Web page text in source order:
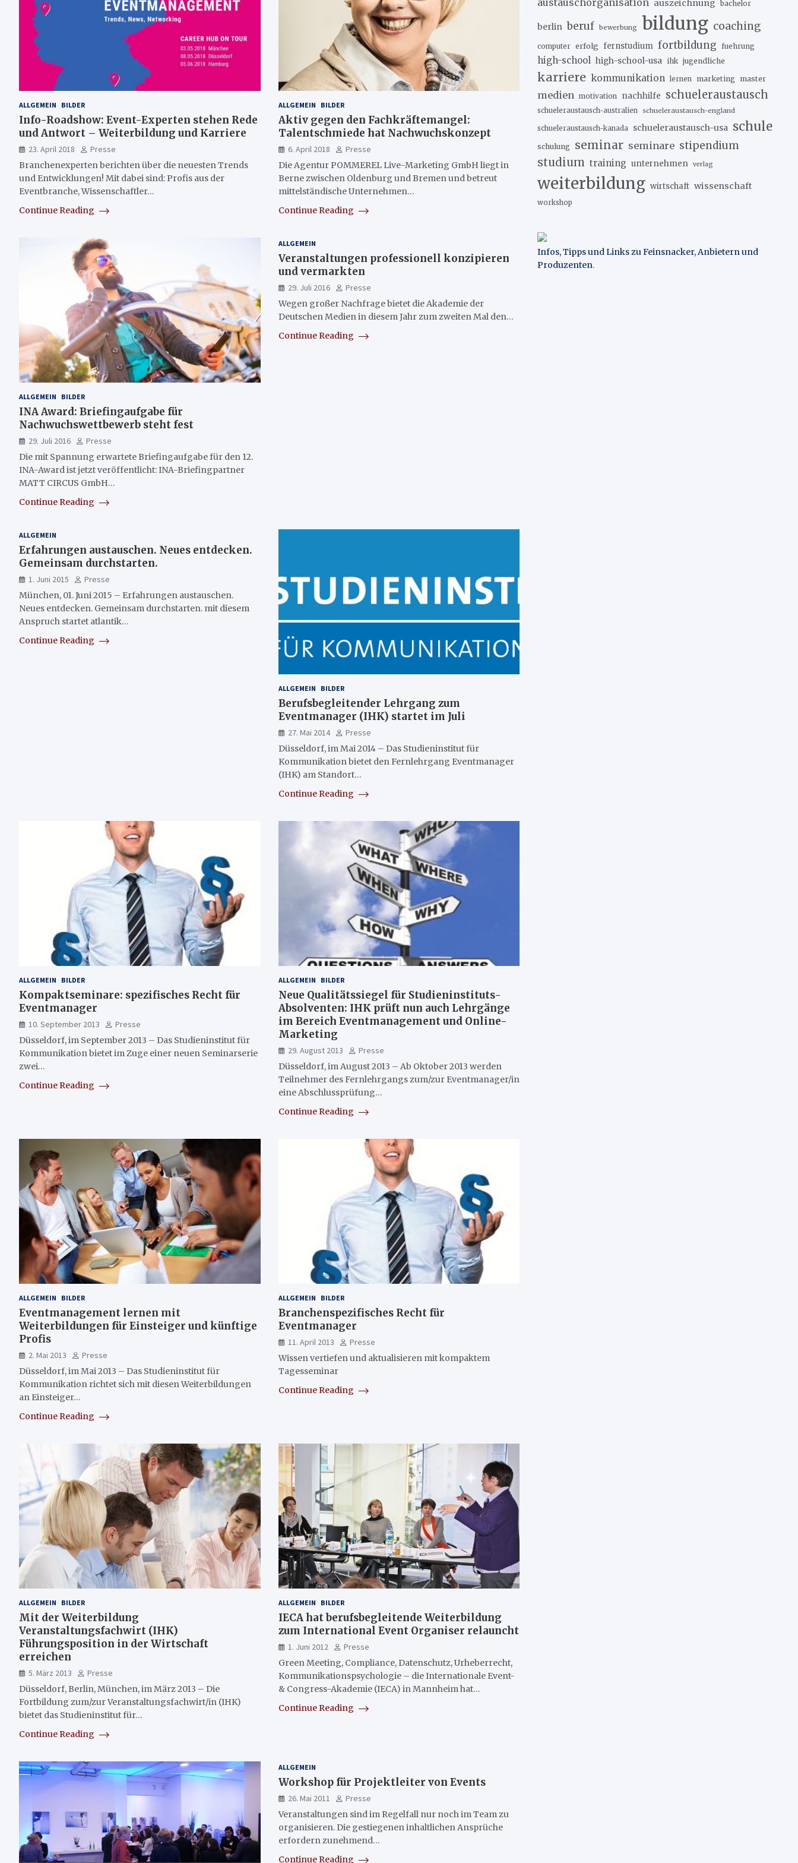
ALLGEMEIN BILDER
Info-Roadshow: Event-Experten stehen Rede
und Antwort – Weiterbildung und Karriere
23. April 2018
Presse
Branchenexperten berichten über die neuesten Trends
und Entwicklungen! Mit dabei sind: Profis aus der
Eventbranche, Wissenschaftler…
Continue Reading
ALLGEMEIN BILDER
Aktiv gegen den Fachkräftemangel:
Talentschmiede hat Nachwuchskonzept
6. April 2018
Presse
Die Agentur POMMEREL Live-Marketing GmbH liegt in
Berne zwischen Oldenburg und Bremen und betreut
mittelständische Unternehmen…
Continue Reading
ALLGEMEIN BILDER
INA Award: Briefingaufgabe für
Nachwuchswettbewerb steht fest
29. Juli 2016
Presse
Die mit Spannung erwartete Briefingaufgabe für den 12.
INA-Award ist jetzt veröffentlicht: INA-Briefingpartner
MATT CIRCUS GmbH…
Continue Reading
ALLGEMEIN
Veranstaltungen professionell konzipieren
und vermarkten
29. Juli 2016
Presse
Wegen großer Nachfrage bietet die Akademie der
Deutschen Medien in diesem Jahr zum zweiten Mal den…
Continue Reading
ALLGEMEIN
Erfahrungen austauschen. Neues entdecken.
Gemeinsam durchstarten.
1. Juni 2015
Presse
München, 01. Juni 2015 – Erfahrungen austauschen.
Neues entdecken. Gemeinsam durchstarten. mit diesem
Anspruch startet atlantik…
Continue Reading
ALLGEMEIN BILDER
Berufsbegleitender Lehrgang zum
Eventmanager (IHK) startet im Juli
27. Mai 2014
Presse
Düsseldorf, im Mai 2014 – Das Studieninstitut für
Kommunikation bietet den Fernlehrgang Eventmanager
(IHK) am Standort…
Continue Reading
ALLGEMEIN BILDER
Kompaktseminare: spezifisches Recht für
Eventmanager
10. September 2013
Presse
Düsseldorf, im September 2013 – Das Studieninstitut für
Kommunikation bietet im Zuge einer neuen Seminarserie
zwei…
Continue Reading
ALLGEMEIN BILDER
Neue Qualitätssiegel für Studieninstituts-
Absolventen: IHK prüft nun auch Lehrgänge
im Bereich Eventmanagement und Online-
Marketing
29. August 2013
Presse
Düsseldorf, im August 2013 – Ab Oktober 2013 werden
Teilnehmer des Fernlehrgangs zum/zur Eventmanager/in
eine Abschlussprüfung…
Continue Reading
ALLGEMEIN BILDER
Eventmanagement lernen mit
Weiterbildungen für Einsteiger und künftige
Profis
2. Mai 2013
Presse
Düsseldorf, im Mai 2013 – Das Studieninstitut für
Kommunikation richtet sich mit diesen Weiterbildungen
an Einsteiger…
Continue Reading
ALLGEMEIN BILDER
Branchenspezifisches Recht für
Eventmanager
11. April 2013
Presse
Wissen vertiefen und aktualisieren mit kompaktem
Tagesseminar
Continue Reading
ALLGEMEIN BILDER
Mit der Weiterbildung
Veranstaltungsfachwirt (IHK)
Führungsposition in der Wirtschaft
erreichen
5. März 2013
Presse
Düsseldorf, Berlin, München, im März 2013 – Die
Fortbildung zum/zur Veranstaltungsfachwirt/in (IHK)
bietet das Studieninstitut für…
Continue Reading
ALLGEMEIN BILDER
IECA hat berufsbegleitende Weiterbildung
zum International Event Organiser relauncht
1. Juni 2012
Presse
Green Meeting, Compliance, Datenschutz, Urheberrecht,
Kommunikationspsychologie – die Internationale Event-
& Congress-Akademie (IECA) in Mannheim hat…
Continue Reading
ALLGEMEIN
Workshop für Projektleiter von Events
26. Mai 2011
Presse
Veranstaltungen sind im Regelfall nur noch im Team zu
organisieren. Die gestiegenen inhaltlichen Ansprüche
erfordern zunehmend…
Continue Reading
austauschorganisation auszeichnung bachelor
berlin beruf bewerbung bildung coaching
computer erfolg fernstudium fortbildung fuehrung
high-school high-school-usa ihk jugendliche
karriere kommunikation lernen marketing master
medien motivation nachhilfe schueleraustausch
schueleraustausch-australien schueleraustausch-england
schueleraustausch-kanada schueleraustausch-usa schule
schulung seminar seminare stipendium
studium training unternehmen verlag
weiterbildung wirtschaft wissenschaft
workshop
Infos, Tipps und Links zu Feinsnacker, Anbietern und
Produzenten.